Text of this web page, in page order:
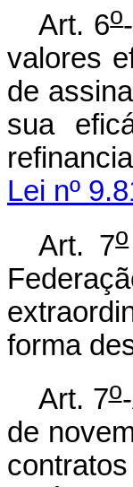
Art. 6o
valores
de
sua
Lei nº
Art. 7o
forma
Art. 7o
de